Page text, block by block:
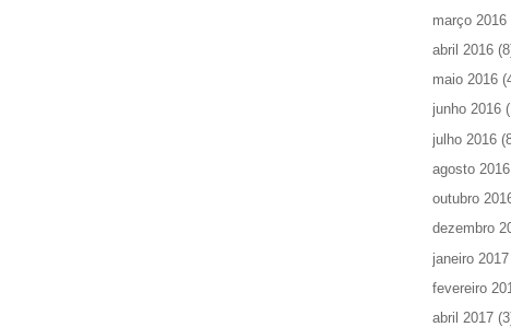
março 2016
abril 2016
maio 2016
junho 2016
julho 2016
agosto 2016
outubro
dezembro
janeiro 2017
fevereiro
abril 2017